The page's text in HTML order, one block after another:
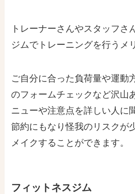
トレーナーさんやスタッフさ
ジムでトレーニングを行うメ
ご自分に合った負荷量や運動
のフォームチェックなど沢山
ニューや注意点を詳しい人に
節約にもなり怪我のリスクが
メイクすることができます。
フィットネスジム